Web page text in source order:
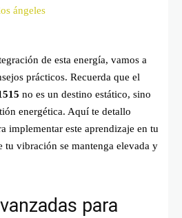
de esta energía, vamos a
prácticos. Recuerda que el
no es un destino estático, sino
energética. Aquí te detallo
implementar este aprendizaje en tu
tu vibración se mantenga elevada y
para